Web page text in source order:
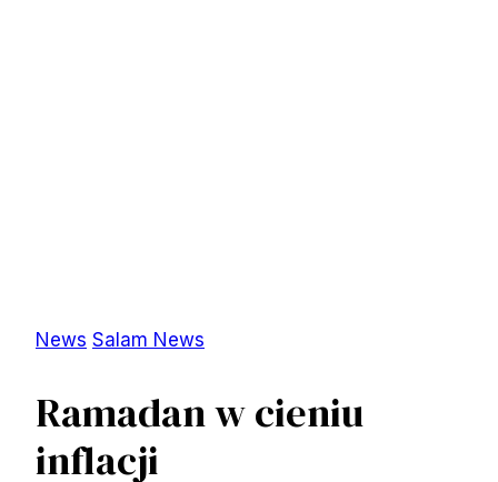
News Salam News
Ramadan w cieniu
inflacji